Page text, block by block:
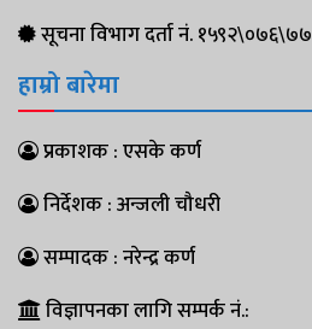
सूचना विभाग दर्ता नं. १५९२\०७६\७७
हाम्रो बारेमा
प्रकाशक : एसके कर्ण
निर्देशक : अन्जली चौधरी
सम्पादक : नरेन्द्र कर्ण
विज्ञापनका लागि सम्पर्क नं.: